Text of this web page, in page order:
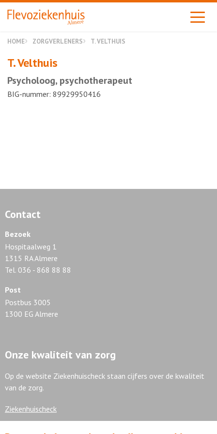
Almere
HOME ZORGVERLENERS T. VELTHUIS
T. Velthuis
Psycholoog, psychotherapeut
BIG-nummer: 89929950416
Contact
Bezoek
Hospitaalweg 1
1315 RA Almere
Tel. 036 - 868 88 88
Post
Postbus 3005
1300 EG Almere
Onze kwaliteit van zorg
Op de website Ziekenhuischeck staan cijfers over de kwaliteit
van de zorg.
Ziekenhuischeck